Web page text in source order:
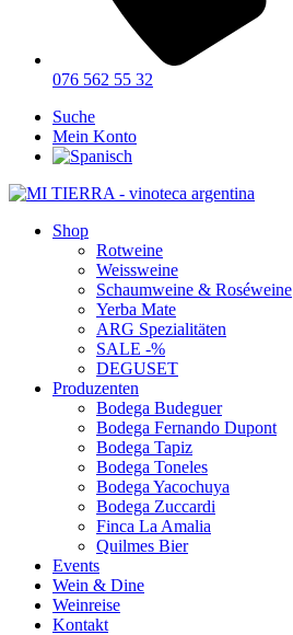
076 562 55 32
Suche
Mein Konto
Shop
Rotweine
Weissweine
Schaumweine & Roséweine
Yerba Mate
ARG Spezialitäten
SALE -%
DEGUSET
Produzenten
Bodega Budeguer
Bodega Fernando Dupont
Bodega Tapiz
Bodega Toneles
Bodega Yacochuya
Bodega Zuccardi
Finca La Amalia
Quilmes Bier
Events
Wein & Dine
Weinreise
Kontakt